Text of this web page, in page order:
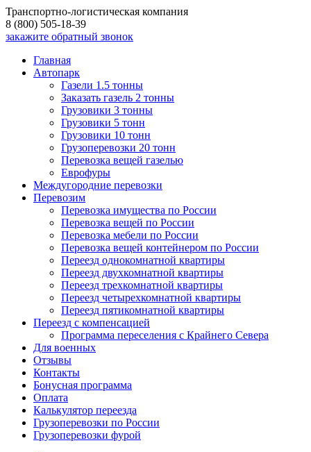
Транспортно-логистическая компания
8 (800) 505-18-39
закажите обратный звонок
Главная
Автопарк
Газели 1.5 тонны
Заказать газель 2 тонны
Грузовики 3 тонны
Грузовики 5 тонн
Грузовики 10 тонн
Грузоперевозки 20 тонн
Перевозка вещей газелью
Еврофуры
Междугородние перевозки
Перевозим
Перевозка имущества по России
Перевозка вещей по России
Перевозка мебели по России
Перевозка вещей контейнером по России
Переезд однокомнатной квартиры
Переезд двухкомнатной квартиры
Переезд трехкомнатной квартиры
Переезд четырехкомнатной квартиры
Переезд пятикомнатной квартиры
Переезд с компенсацией
Программа переселения с Крайнего Севера
Для военных
Отзывы
Контакты
Бонусная программа
Оплата
Калькулятор переезда
Грузоперевозки по России
Грузоперевозки фурой